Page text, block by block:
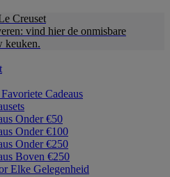
Creuset
vind hier de onmisbare
keuken.
Cadeaus
Onder €50
Onder €100
Onder €250
Boven €250
Elke Gelegenheid